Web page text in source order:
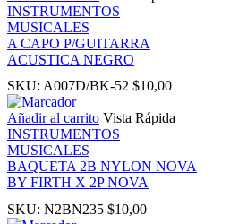
panel
panel
panel
Panel
INSTRUMENTOS
MUSICALES
A CAPO P/GUITARRA
ACUSTICA NEGRO
SKU: A007D/BK-52 $10,00
Añadir al carrito Vista Rápida
INSTRUMENTOS
MUSICALES
BAQUETA 2B NYLON NOVA
BY FIRTH X 2P NOVA
SKU: N2BN235 $10,00